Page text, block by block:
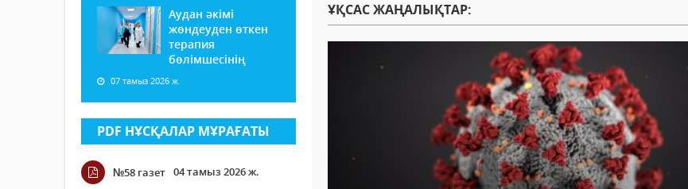
Аудан әкімі
жөндеуден өткен
терапия
бөлімшесінің
07 тамыз 2026 ж.
PDF НҰСҚАЛАР МҰРАҒАТЫ
№58 газет 04 тамыз 2026 ж.
ҰҚСАС ЖАҢАЛЫҚТАР: